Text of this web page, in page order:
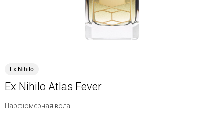
Ex Nihilo
Ex Nihilo Atlas Fever
Парфюмерная вода